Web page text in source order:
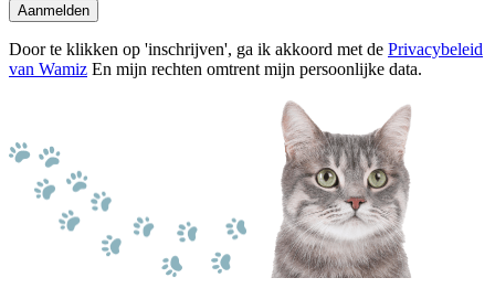
Aanmelden
Door te klikken op 'inschrijven', ga ik akkoord met de Privacybeleid
van Wamiz En mijn rechten omtrent mijn persoonlijke data.